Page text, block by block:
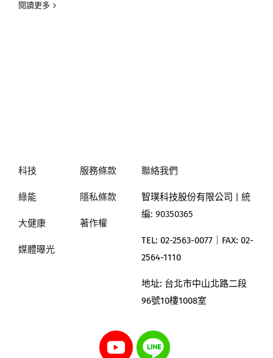
閱讀更多
科技
綠能
大健康
媒體曝光
服務條款
隱私條款
著作權
聯絡我們
智璞科技股份有限公司
| 統
編: 90350365
TEL: 02-2563-0077｜ FAX: 02-
2564-1110
地址: 台北市中山北路二段
96號10樓1008室